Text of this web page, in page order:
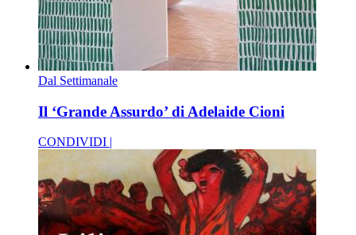
Dal Settimanale
Il ‘Grande Assurdo’ di Adelaide Cioni
CONDIVIDI |